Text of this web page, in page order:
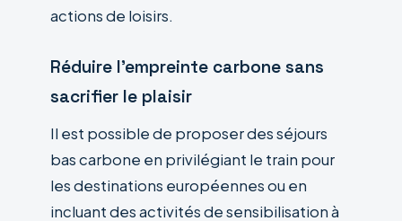
actions de loisirs.
Réduire l’empreinte carbone sans
sacrifier le plaisir
Il est possible de proposer des séjours
bas carbone en privilégiant le train pour
les destinations européennes ou en
incluant des activités de sensibilisation à